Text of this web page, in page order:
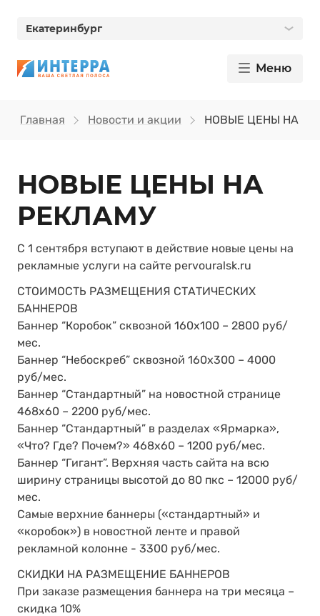
Екатеринбург
Меню
Главная Новости и акции НОВЫЕ ЦЕНЫ НА
НОВЫЕ ЦЕНЫ НА
РЕКЛАМУ
С 1 сентября вступают в действие новые цены на
рекламные услуги на сайте pervouralsk.ru
СТОИМОСТЬ РАЗМЕЩЕНИЯ СТАТИЧЕСКИХ
БАННЕРОВ
Баннер “Коробок” сквозной 160х100 – 2800 руб/
мес.
Баннер “Небоскреб” сквозной 160х300 – 4000
руб/мес.
Баннер “Стандартный” на новостной странице
468х60 – 2200 руб/мес.
Баннер “Стандартный” в разделах «Ярмарка»,
«Что? Где? Почем?» 468х60 – 1200 руб/мес.
Баннер “Гигант”. Верхняя часть сайта на всю
ширину страницы высотой до 80 пкс – 12000 руб/
мес.
Самые верхние баннеры («стандартный» и
«коробок») в новостной ленте и правой
рекламной колонне - 3300 руб/мес.
СКИДКИ НА РАЗМЕЩЕНИЕ БАННЕРОВ
При заказе размещения баннера на три месяца –
скидка 10%